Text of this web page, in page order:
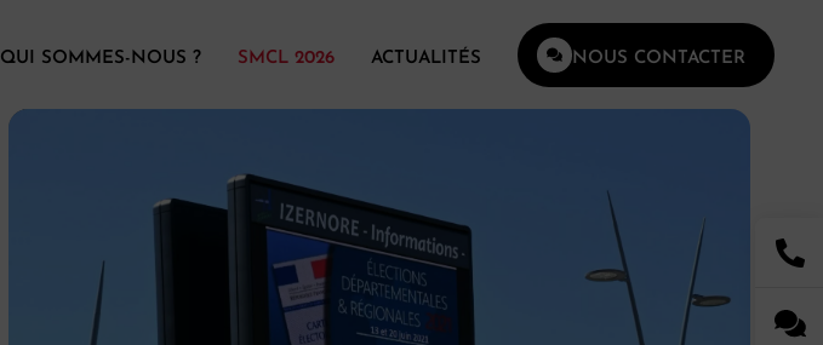
QUI SOMMES-NOUS ? SMCL 2026 ACTUALITÉS NOUS CONTACTER